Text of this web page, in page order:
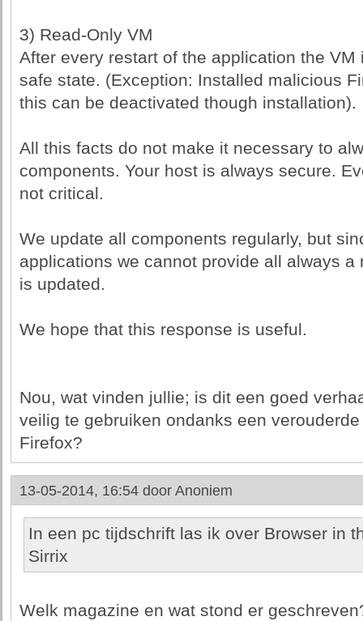
3) Read-Only VM
After every restart of the application the
safe state. (Exception: Installed malicious
this can be deactivated though installation).
All this facts do not make it necessary to
components. Your host is always secure.
not critical.
We update all components regularly, but
applications we cannot provide all always
is updated.
We hope that this response is useful.
Nou, wat vinden jullie; is dit een goed
veilig te gebruiken ondanks een
Firefox?
13-05-2014, 16:54 door Anoniem
In een pc tijdschrift las ik over Browser in
Sirrix
Welk magazine en wat stond er